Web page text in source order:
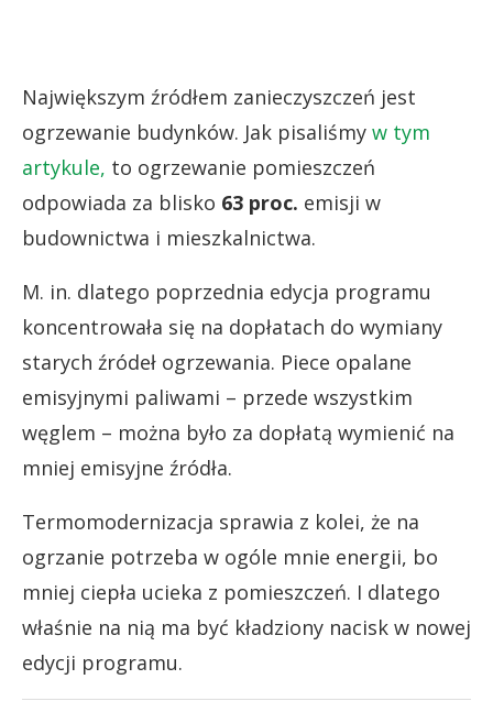
Największym źródłem zanieczyszczeń jest
ogrzewanie budynków. Jak pisaliśmy w tym
artykule, to ogrzewanie pomieszczeń
odpowiada za blisko 63 proc. emisji w
budownictwa i mieszkalnictwa.
M. in. dlatego poprzednia edycja programu
koncentrowała się na dopłatach do wymiany
starych źródeł ogrzewania. Piece opalane
emisyjnymi paliwami – przede wszystkim
węglem – można było za dopłatą wymienić na
mniej emisyjne źródła.
Termomodernizacja sprawia z kolei, że na
ogrzanie potrzeba w ogóle mnie energii, bo
mniej ciepła ucieka z pomieszczeń. I dlatego
właśnie na nią ma być kładziony nacisk w nowej
edycji programu.